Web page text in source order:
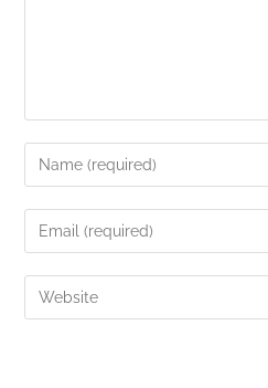
Enter
your
name
comment
Enter
your
email
address
Enter
your